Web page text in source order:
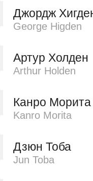
Джордж
George Higden
Артур Холден
Arthur Holden
Канро Морита
Kanro Morita
Дзюн Тоба
Jun Toba